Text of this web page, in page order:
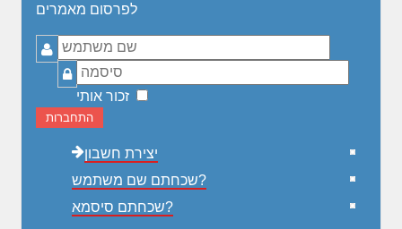
לפרסום מאמרים
שם
משתמש
סיסמה
זכור אותי
התחברות
יצירת חשבון
שכחתם שם משתמש?
שכחתם סיסמא?